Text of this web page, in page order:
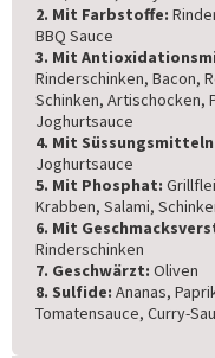
2. Mit Farbstoffe:
BBQ Sauce
3. Mit
Rinderschinken, Bacon,
Schinken, Artischocken,
Joghurtsauce
4. Mit
Joghurtsauce
5. Mit Phosphat:
Krabben, Salami,
6. Mit
Rinderschinken
7. Geschwärzt: Oliven
8. Sulfide: Ananas,
Tomatensauce, Curry-